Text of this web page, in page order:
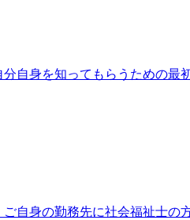
自身を知ってもらうための最
自身の勤務先に社会福祉士の